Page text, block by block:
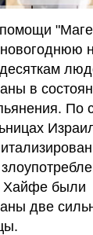
новогоднюю
в
По
Хайфе были
две